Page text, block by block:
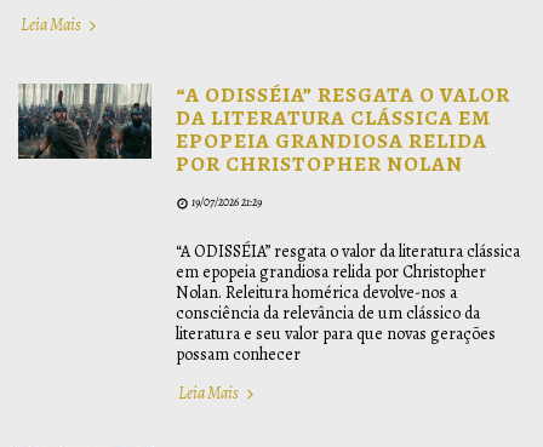
Leia Mais
“A ODISSÉIA” RESGATA O VALOR
DA LITERATURA CLÁSSICA EM
EPOPEIA GRANDIOSA RELIDA
POR CHRISTOPHER NOLAN
19/07/2026 21:29
“A ODISSÉIA” resgata o valor da literatura clássica
em epopeia grandiosa relida por Christopher
Nolan. Releitura homérica devolve-nos a
consciência da relevância de um clássico da
literatura e seu valor para que novas gerações
possam conhecer
Leia Mais